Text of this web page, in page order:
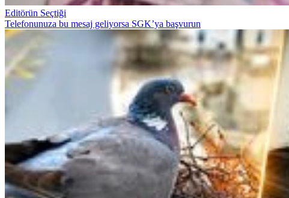
Editörün Seçtiği
Telefonunuza bu mesaj geliyorsa SGK’ya başvurun